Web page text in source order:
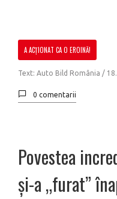
A ACȚIONAT CA O EROINĂ!
Text: Auto Bild România /
0 comentarii
Povestea
și-a „furat”